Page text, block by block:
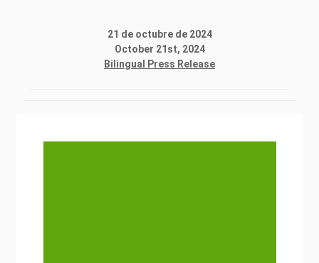
21 de octubre de 2024
October 21st, 2024
Bilingual Press Release